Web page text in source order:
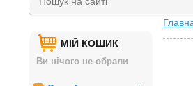
МІЙ КОШИК
Ви нічого не обрали